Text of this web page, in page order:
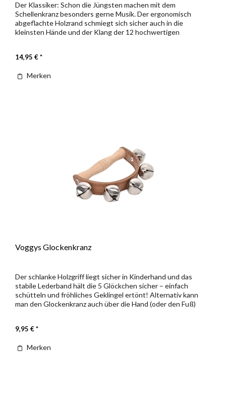
Der Klassiker: Schon die Jüngsten machen mit dem
Schellenkranz besonders gerne Musik. Der ergonomisch
abgeflachte Holzrand schmiegt sich sicher auch in die
kleinsten Hände und der Klang der 12 hochwertigen
14,95 € *
Merken
Voggys Glockenkranz
Der schlanke Holzgriff liegt sicher in Kinderhand und das
stabile Lederband hält die 5 Glöckchen sicher – einfach
schütteln und fröhliches Geklingel ertönt! Alternativ kann
man den Glockenkranz auch über die Hand (oder den Fuß)
9,95 € *
Merken